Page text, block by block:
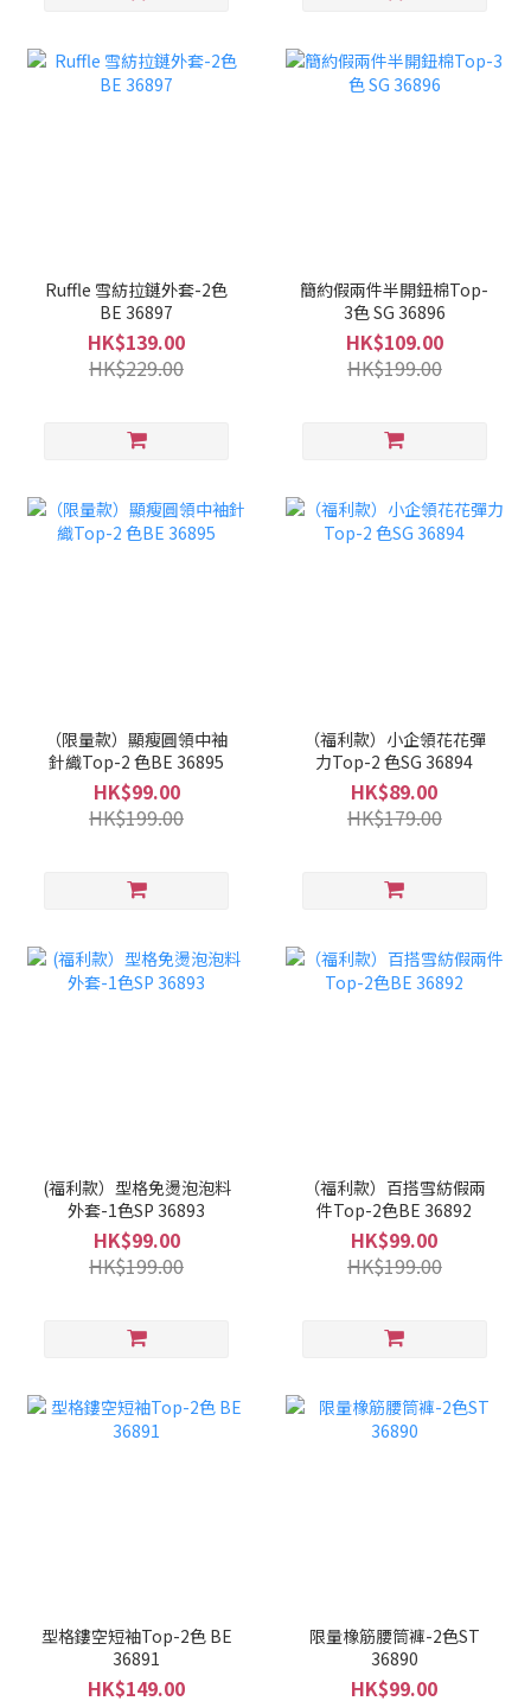
Ruffle 雪紡拉鏈外套-2色
BE 36897
HK$139.00
HK$229.00
簡約假兩件半開鈕棉Top-
3色 SG 36896
HK$109.00
HK$199.00
（限量款）顯瘦圓領中袖
針織Top-2 色BE 36895
HK$99.00
HK$199.00
（福利款）小企領花花彈
力Top-2 色SG 36894
HK$89.00
HK$179.00
(福利款）型格免燙泡泡料
外套-1色SP 36893
HK$99.00
HK$199.00
（福利款）百搭雪紡假兩
件Top-2色BE 36892
HK$99.00
HK$199.00
型格鏤空短袖Top-2色 BE
36891
HK$149.00
限量橡筋腰筒褲-2色ST
36890
HK$99.00